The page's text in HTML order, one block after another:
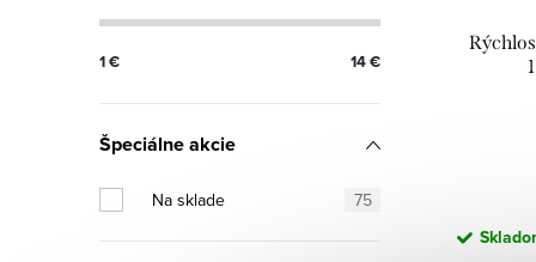
1€ 14€
Špeciálne akcie
Na sklade 75
oo